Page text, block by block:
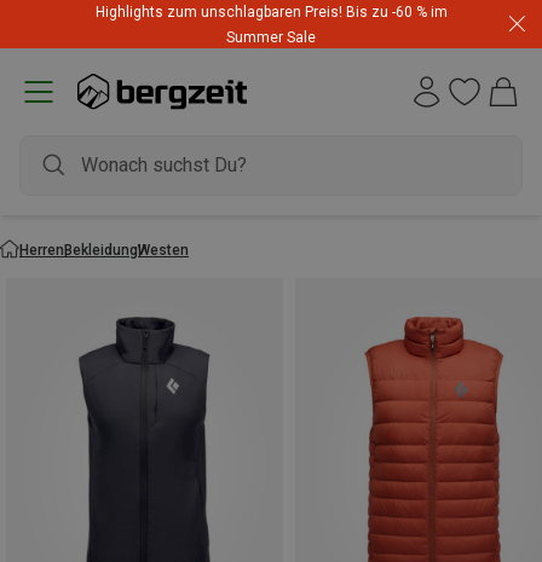
Highlights zum unschlagbaren Preis! Bis zu -60 % im
Summer Sale
HerrenBekleidungWesten